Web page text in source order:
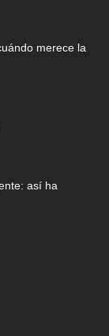
merece la
así ha